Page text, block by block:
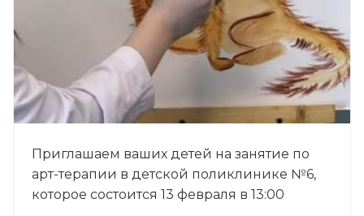
Приглашаем ваших детей на занятие по
арт-терапии в детской поликлинике №6,
которое состоится 13 февраля в 13:00